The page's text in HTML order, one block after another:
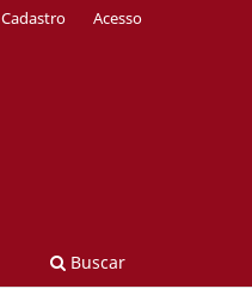
Buscar
Cadastro Acesso